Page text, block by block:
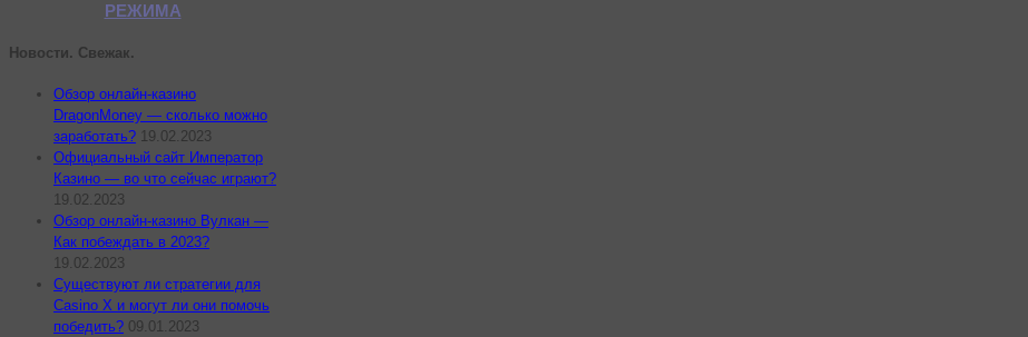
РЕЖИМА
Новости. Свежак.
Обзор онлайн-казино
DragonMoney — сколько можно
заработать? 19.02.2023
Официальный сайт Император
Казино — во что сейчас играют?
19.02.2023
Обзор онлайн-казино Вулкан —
Как побеждать в 2023?
19.02.2023
Существуют ли стратегии для
Casino X и могут ли они помочь
победить? 09.01.2023